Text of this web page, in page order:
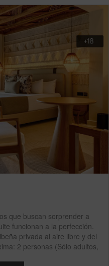
que buscan sorprender a
funcionan a la perfección.
privada al aire libre y del
2 personas (Sólo adultos,